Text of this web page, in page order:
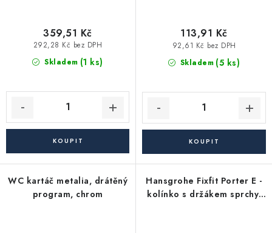
Skladem (1 ks)
292,28 Kč bez DPH
359,51 Kč
Skladem (5 ks)
92,61 Kč bez DPH
113,91 Kč
WC kartáč metalia, drátěný
program, chrom
Hansgrohe Fixfit Porter E -
kolínko s držákem sprchy,